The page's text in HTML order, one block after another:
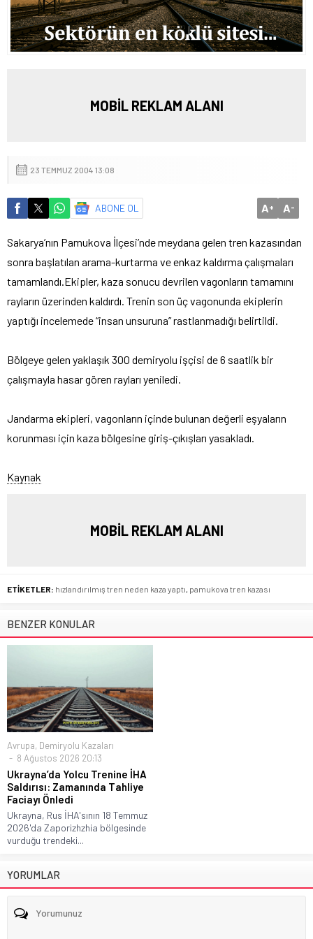
MOBİL REKLAM ALANI
23 TEMMUZ 2004 13:08
ABONE OL A+ A-
Sakarya’nın Pamukova İlçesi’nde meydana gelen tren kazasından
sonra başlatılan arama-kurtarma ve enkaz kaldırma çalışmaları
tamamlandı. Ekipler, kaza sonucu devrilen vagonların tamamını
rayların üzerinden kaldırdı. Trenin son üç vagonunda ekiplerin
yaptığı incelemede “insan unsuruna” rastlanmadığı belirtildi.
Bölgeye gelen yaklaşık 300 demiryolu işçisi de 6 saatlik bir
çalışmayla hasar gören rayları yeniledi.
Jandarma ekipleri, vagonların içinde bulunan değerli eşyaların
korunması için kaza bölgesine giriş-çıkışları yasakladı.
Kaynak
MOBİL REKLAM ALANI
ETİKETLER: hızlandırılmış tren neden kaza yaptı pamukova tren kazası
BENZER KONULAR
Avrupa, Demiryolu Kazaları
8 Ağustos 2026 20:13
Ukrayna’da Yolcu Trenine İHA
Saldırısı: Zamanında Tahliye
Faciayı Önledi
Ukrayna, Rus İHA'sının 18 Temmuz
2026'da Zaporizhzhia bölgesinde
vurduğu trendeki...
YORUMLAR